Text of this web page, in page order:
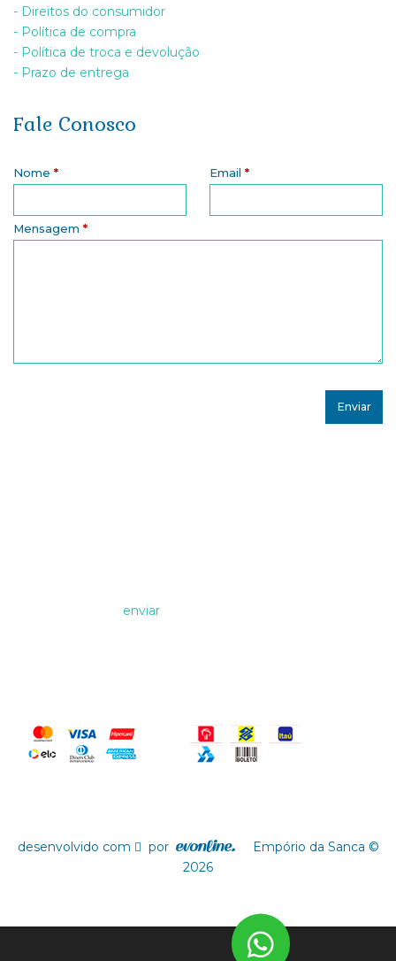
- Direitos do consumidor
- Política de compra
- Política de troca e devolução
- Prazo de entrega
Fale Conosco
Nome * Email *
Mensagem *
desenvolvido com por
Empório da Sanca ©
2026